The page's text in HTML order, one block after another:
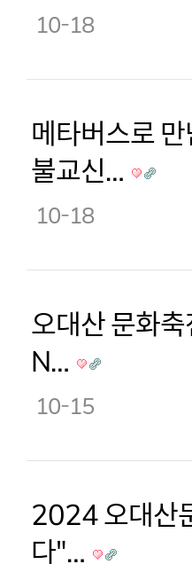
10-18
메타버스로
불교신…
10-18
오대산 문화
N…
10-15
2024 오대산
다"…